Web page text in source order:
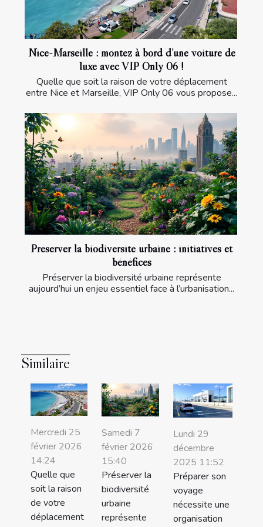
Nice-Marseille : montez à bord d’une voiture de
luxe avec VIP Only 06 !
Quelle que soit la raison de votre déplacement
entre Nice et Marseille, VIP Only 06 vous propose...
Préserver la biodiversité urbaine : initiatives et
bénéfices
Préserver la biodiversité urbaine représente
aujourd’hui un enjeu essentiel face à l’urbanisation...
Similaire
Mercredi 25
février 2026
14:24
Quelle que
soit la raison
de votre
déplacement
Samedi 7
février 2026
15:40
Préserver la
biodiversité
urbaine
représente
Lundi 29
décembre
2025 11:52
Préparer son
voyage
nécessite une
organisation